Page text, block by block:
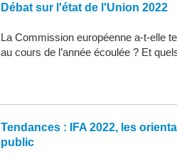
Débat sur l'état de l'Union 2022
La Commission européenne a-t-elle
au cours de l’année écoulée ? Et
Tendances : IFA 2022, les
public